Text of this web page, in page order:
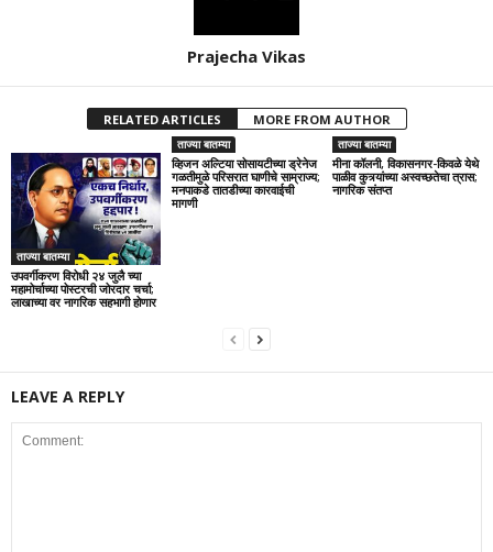
Prajecha Vikas
RELATED ARTICLES MORE FROM AUTHOR
ताज्या बातम्या
उपवर्गीकरण विरोधी २४ जुलै च्या
महामोर्चाच्या पोस्टरची जोरदार चर्चा;
लाखाच्या वर नागरिक सहभागी होणार
ताज्या बातम्या
व्हिजन अल्टिया सोसायटीच्या ड्रेनेज
गळतीमुळे परिसरात घाणीचे साम्राज्य;
मनपाकडे तातडीच्या कारवाईची
मागणी
ताज्या बातम्या
मीना कॉलनी, विकासनगर-किवळे येथे
पाळीव कुत्र्यांच्या अस्वच्छतेचा त्रास;
नागरिक संतप्त
LEAVE A REPLY